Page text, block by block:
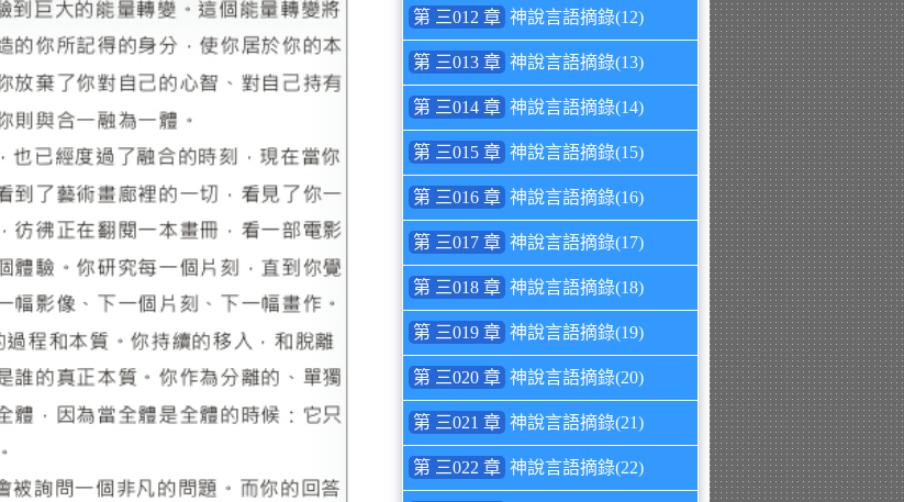
第 三012 章 神說言語摘錄(12)
第 三013 章 神說言語摘錄(13)
第 三014 章 神說言語摘錄(14)
第 三015 章 神說言語摘錄(15)
第 三016 章 神說言語摘錄(16)
第 三017 章 神說言語摘錄(17)
第 三018 章 神說言語摘錄(18)
第 三019 章 神說言語摘錄(19)
第 三020 章 神說言語摘錄(20)
第 三021 章 神說言語摘錄(21)
第 三022 章 神說言語摘錄(22)